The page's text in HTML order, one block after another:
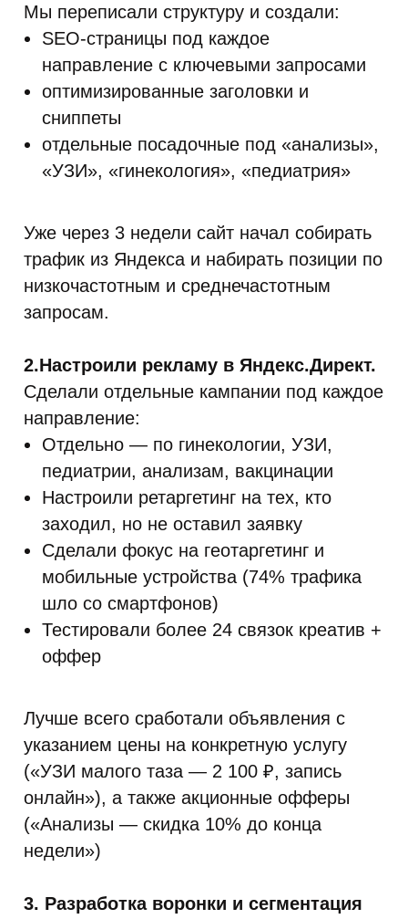
Мы переписали структуру и создали:
SEO-страницы под каждое
направление с ключевыми запросами
оптимизированные заголовки и
сниппеты
отдельные посадочные под «анализы»,
«УЗИ», «гинекология», «педиатрия»
Уже через 3 недели сайт начал собирать
трафик из Яндекса и набирать позиции по
низкочастотным и среднечастотным
запросам.
2.Настроили рекламу в Яндекс.Директ.
Сделали отдельные кампании под каждое
направление:
Отдельно — по гинекологии, УЗИ,
педиатрии, анализам, вакцинации
Настроили ретаргетинг на тех, кто
заходил, но не оставил заявку
Сделали фокус на геотаргетинг и
мобильные устройства (74% трафика
шло со смартфонов)
Тестировали более 24 связок креатив +
оффер
Лучше всего сработали объявления с
указанием цены на конкретную услугу
(«УЗИ малого таза — 2 100 ₽, запись
онлайн»), а также акционные офферы
(«Анализы — скидка 10% до конца
недели»)
3. Разработка воронки и сегментация